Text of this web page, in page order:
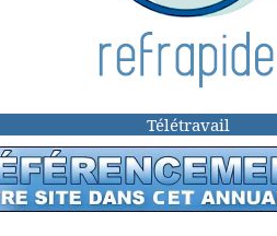
Télétravail